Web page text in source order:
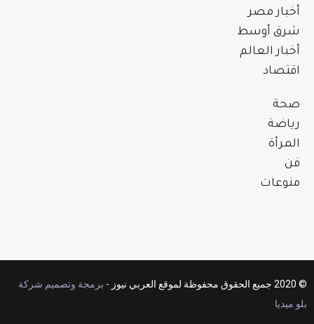
أخبار مصر
شرق أوسط
أخبار العالم
اقتصاد
صحة
رياضة
المرأة
فن
منوعات
© 2020 جميع الحقوق محفوظة لموقع العربي نيوز -
برمجة وتصميم شركة
بلو ميديا